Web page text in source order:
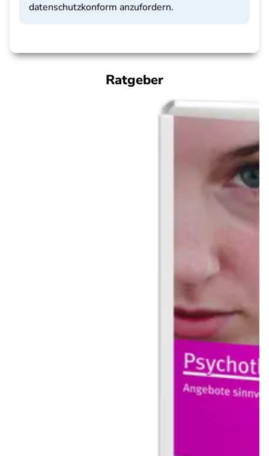
datenschutzkonform anzufordern.
Ratgeber